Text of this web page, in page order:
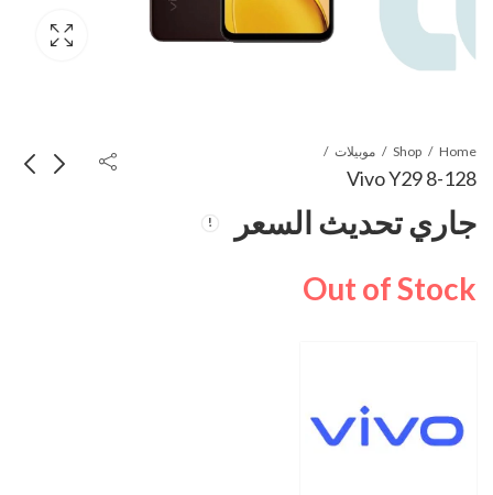
Home
Shop موبيلات
Vivo Y29 8-128
جاري تحديث السعر
Out of Stock